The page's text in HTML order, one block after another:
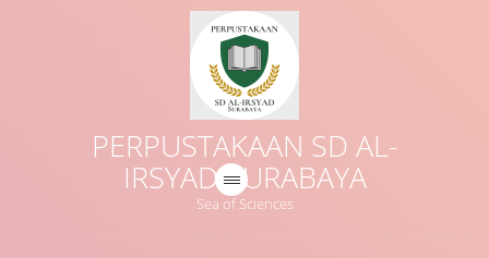
PERPUSTAKAAN SD AL-
IRSYAD SURABAYA
Sea of Sciences